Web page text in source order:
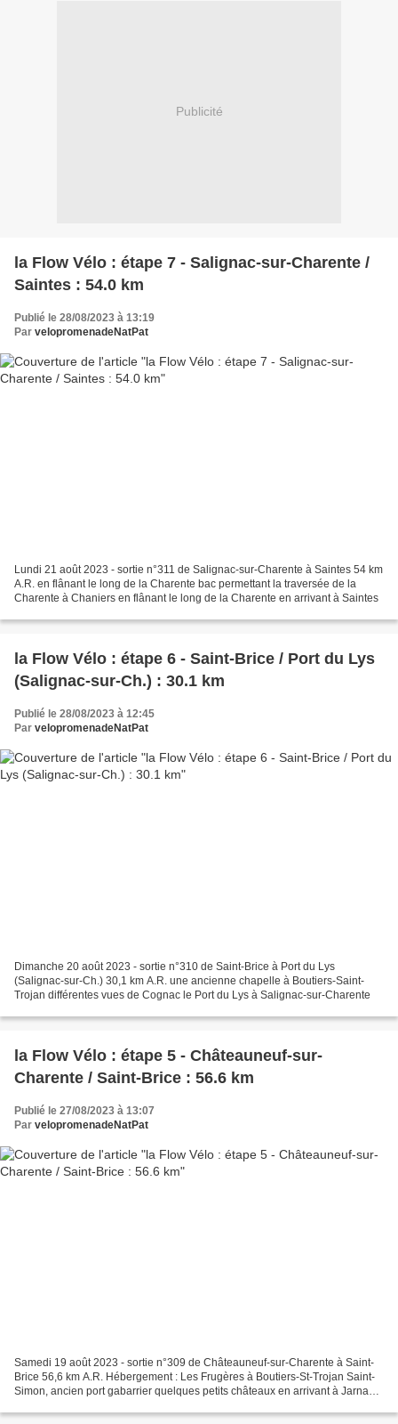
Publicité
la Flow Vélo : étape 7 - Salignac-sur-Charente /
Saintes : 54.0 km
Publié le 28/08/2023 à 13:19
Par velopromenadeNatPat
Lundi 21 août 2023 - sortie n°311 de Salignac-sur-Charente à Saintes 54 km
A.R. en flânant le long de la Charente bac permettant la traversée de la
Charente à Chaniers en flânant le long de la Charente en arrivant à Saintes
la Flow Vélo : étape 6 - Saint-Brice / Port du Lys
(Salignac-sur-Ch.) : 30.1 km
Publié le 28/08/2023 à 12:45
Par velopromenadeNatPat
Dimanche 20 août 2023 - sortie n°310 de Saint-Brice à Port du Lys
(Salignac-sur-Ch.) 30,1 km A.R. une ancienne chapelle à Boutiers-Saint-
Trojan différentes vues de Cognac le Port du Lys à Salignac-sur-Charente
la Flow Vélo : étape 5 - Châteauneuf-sur-
Charente / Saint-Brice : 56.6 km
Publié le 27/08/2023 à 13:07
Par velopromenadeNatPat
Samedi 19 août 2023 - sortie n°309 de Châteauneuf-sur-Charente à Saint-
Brice 56,6 km A.R. Hébergement : Les Frugères à Boutiers-St-Trojan Saint-
Simon, ancien port gabarrier quelques petits châteaux en arrivant à Jarnac